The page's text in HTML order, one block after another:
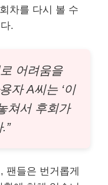
차를 다시 볼 수
.
어려움을
자 A씨는 ‘이
쳐서 후회가
팬들은 번거롭게